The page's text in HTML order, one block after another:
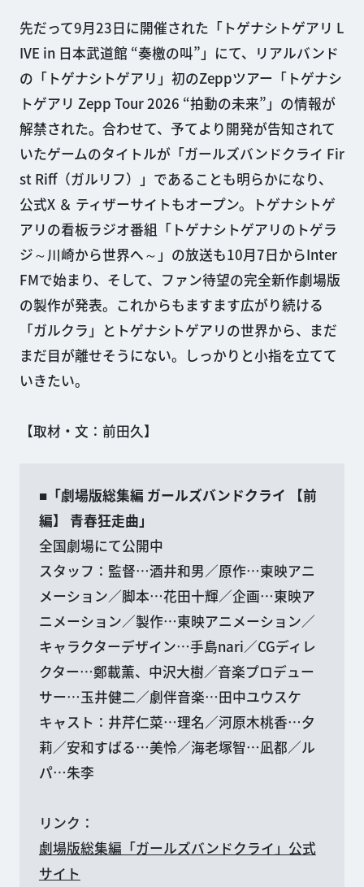
先だって9月23日に開催された「トゲナシトゲアリ L
IVE in 日本武道館 “奏檄の叫”」にて、リアルバンド
の「トゲナシトゲアリ」初のZeppツアー「トゲナシ
トゲアリ Zepp Tour 2026 “拍動の未来”」の情報が
解禁された。合わせて、予てより開発が告知されて
いたゲームのタイトルが「ガールズバンドクライ Fir
st Riff（ガルリフ）」であることも明らかになり、
公式X ＆ ティザーサイトもオープン。トゲナシトゲ
アリの看板ラジオ番組「トゲナシトゲアリのトゲラ
ジ～川崎から世界へ～」の放送も10月7日からInter
FMで始まり、そして、ファン待望の完全新作劇場版
の製作が発表。これからもますます広がり続ける
「ガルクラ」とトゲナシトゲアリの世界から、まだ
まだ目が離せそうにない。しっかりと小指を立てて
いきたい。
【取材・文：前田久】
■「劇場版総集編 ガールズバンドクライ 【前
編】 青春狂走曲」
全国劇場にて公開中
スタッフ：監督…酒井和男／原作…東映アニ
メーション／脚本…花田十輝／企画…東映ア
ニメーション／製作…東映アニメーション／
キャラクターデザイン…手島nari／CGディレ
クター…鄭載薫、中沢大樹／音楽プロデュー
サー…玉井健二／劇伴音楽…田中ユウスケ
キャスト：井芹仁菜…理名／河原木桃香…夕
莉／安和すばる…美怜／海老塚智…凪都／ル
パ…朱李
リンク：
劇場版総集編「ガールズバンドクライ」公式
サイト